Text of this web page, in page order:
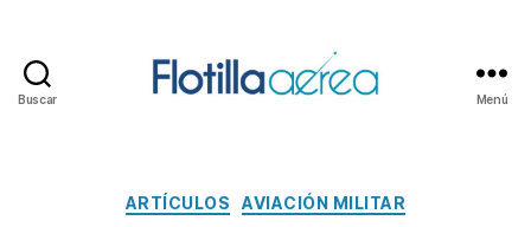
Buscar Menú
Categorías
ARTÍCULOS AVIACIÓN MILITAR